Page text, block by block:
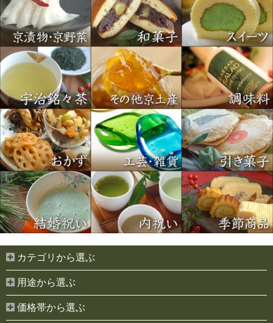
カテゴリから選ぶ
用途から選ぶ
価格帯から選ぶ